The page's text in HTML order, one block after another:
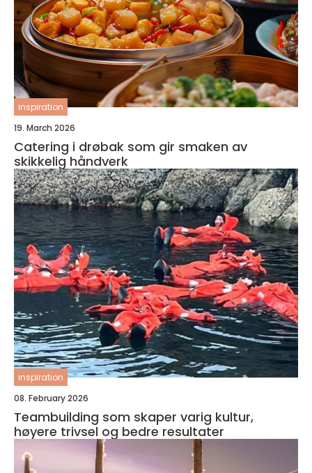
inspiration
19. March 2026
Catering i drøbak som gir smaken av
skikkelig håndverk
inspiration
08. February 2026
Teambuilding som skaper varig kultur,
høyere trivsel og bedre resultater